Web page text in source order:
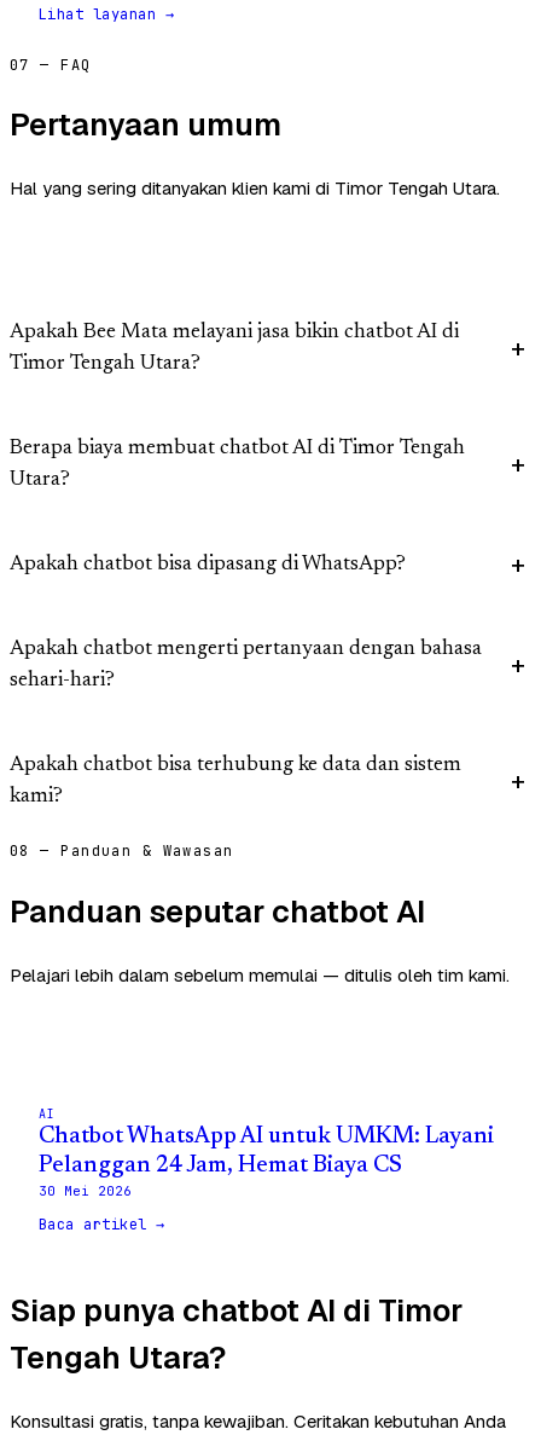
Lihat layanan →
07 — FAQ
Pertanyaan umum
Hal yang sering ditanyakan klien kami di Timor Tengah Utara.
Apakah Bee Mata melayani jasa bikin chatbot AI di
Timor Tengah Utara?
Berapa biaya membuat chatbot AI di Timor Tengah
Utara?
Apakah chatbot bisa dipasang di WhatsApp?
Apakah chatbot mengerti pertanyaan dengan bahasa
sehari-hari?
Apakah chatbot bisa terhubung ke data dan sistem
kami?
08 — Panduan & Wawasan
Panduan seputar chatbot AI
Pelajari lebih dalam sebelum memulai — ditulis oleh tim kami.
AI
Chatbot WhatsApp AI untuk UMKM: Layani
Pelanggan 24 Jam, Hemat Biaya CS
30 Mei 2026
Baca artikel →
Siap punya chatbot AI di Timor
Tengah Utara?
Konsultasi gratis, tanpa kewajiban. Ceritakan kebutuhan Anda